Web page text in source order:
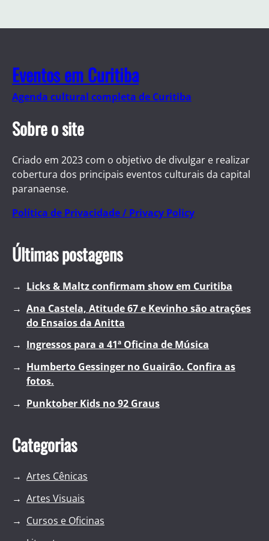
Eventos em Curitiba
Agenda cultural completa de Curitiba
Sobre o site
Criado em 2023 com o objetivo de divulgar e realizar
cobertura dos principais eventos culturais da capital
paranaense.
Política de Privacidade / Privacy Policy
Últimas postagens
Licks & Maltz confirmam show em Curitiba
Ana Castela, Atitude 67 e Kevinho são atrações
do Ensaios da Anitta
Ingressos para a 41ª Oficina de Música
Humberto Gessinger no Guairão. Confira as
fotos.
Punktober Kids no 92 Graus
Categorias
Artes Cênicas
Artes Visuais
Cursos e Oficinas